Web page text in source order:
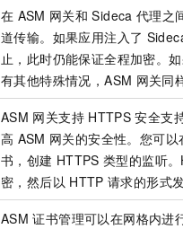
在 ASM 网关和 Sideca 代理之
道传输。如果应用注入了
止，此时仍能保证全程加密。
有其他特殊情况，ASM 网关同
ASM 网关支持 HTTPS 安全支
高 ASM 网关的安全性。您可以
书，创建 HTTPS 类型的监听
密，然后以 HTTP 请求的形式
ASM 证书管理可以在网格内进